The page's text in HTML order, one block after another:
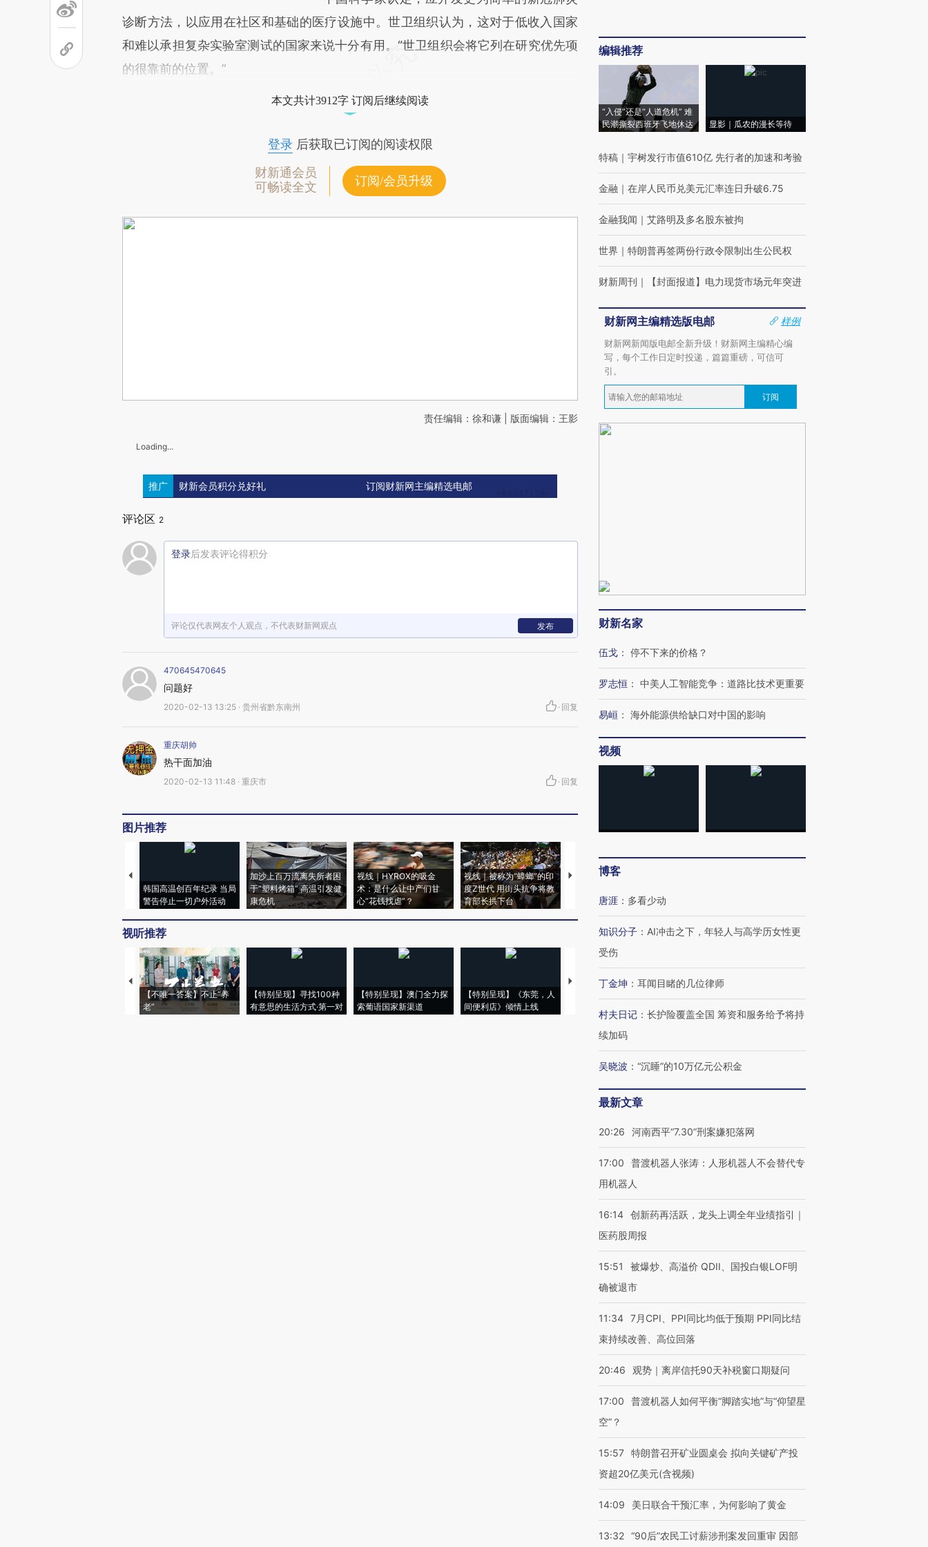
诊断方法，以应用在社区和基础的医疗设施中。世卫组织认为，这对于低收入国家
和难以承担复杂实验室测试的国家来说十分有用。“世卫组织会将它列在研究优先项
的很靠前的位置。”
本文共计3912字 订阅后继续阅读
登录后获取已订阅的阅读权限
财新通会员
可畅读全文
订阅/会员升级
责任编辑：徐和谦 | 版面编辑：王影
Loading...
推广 财新会员积分兑好礼 订阅财新网主编精选电邮
评论区 2
登录后发表评论得积分
评论仅代表网友个人观点，不代表财新网观点 发布
470645470645
问题好
2020-02-13 13:25 · 贵州省黔东南州 · 回复
重庆胡帅
热干面加油
2020-02-13 11:48 · 重庆市 · 回复
图片推荐
韩国高温创百年纪录 当局
警告停止一切户外活动
加沙上百万流离失所者困
于“塑料烤箱” 高温引发健
康危机
视线｜HYROX的吸金
术：是什么让中产们甘
心“花钱找虐”？
视线｜被称为“蟑螂”的印
度Z世代 用街头抗争将教
育部长拱下台
视线｜“入侵”还是“人道危
飞地休达
视听推荐
【不唯一答案】不止“养
老”
【特别呈现】寻找100种
有意思的生活方式·第一对
【特别呈现】澳门全力探
索葡语国家新渠道
【特别呈现】《东莞，人
间便利店》倾情上线
【推广】走进第四届链博
编辑推荐
“入侵”还是“人道危机” 难
民潮撕裂西班牙飞地休达
显影｜瓜农的漫长等待
特稿 ｜ 宇树发行市值610亿 先行者的加速和考验
金融 ｜ 在岸人民币兑美元汇率连日升破6.75
金融我闻 ｜ 艾路明及多名股东被拘
世界 ｜ 特朗普再签两份行政令限制出生公民权
财新周刊 ｜ 【封面报道】电力现货市场元年突进
财新网主编精选版电邮
样例
财新网新闻版电邮全新升级！财新网主编精心编
写，每个工作日定时投递，篇篇重磅，可信可
引。
订阅
财新名家
伍戈 ： 停不下来的价格？
罗志恒 ： 中美人工智能竞争：道路比技术更重要
易峘 ： 海外能源供给缺口对中国的影响
视频
博客
唐涯 ： 多看少动
知识分子 ： AI冲击之下，年轻人与高学历女性更
受伤
丁金坤 ： 耳闻目睹的几位律师
村夫日记 ： 长护险覆盖全国 筹资和服务给予将持
续加码
吴晓波 ： “沉睡”的10万亿元公积金
最新文章
20:26 河南西平“7.30”刑案嫌犯落网
17:00
普渡机器人张涛：人形机器人不会替代专
用机器人
16:14 创新药再活跃，龙头上调全年业绩指引｜
医药股周报
15:51
被爆炒、高溢价 QDII、国投白银LOF明
确被退市
11:34 7月CPI、PPI同比均低于预期 PPI同比结
束持续改善、高位回落
20:46 观势｜离岸信托90天补税窗口期疑问
17:00
普渡机器人如何平衡“脚踏实地”与“仰望星
空”？
15:57 特朗普召开矿业圆桌会 拟向关键矿产投
资超20亿美元(含视频)
14:09 美日联合干预汇率，为何影响了黄金
13:32 “90后”农民工讨薪涉刑案发回重审 因部